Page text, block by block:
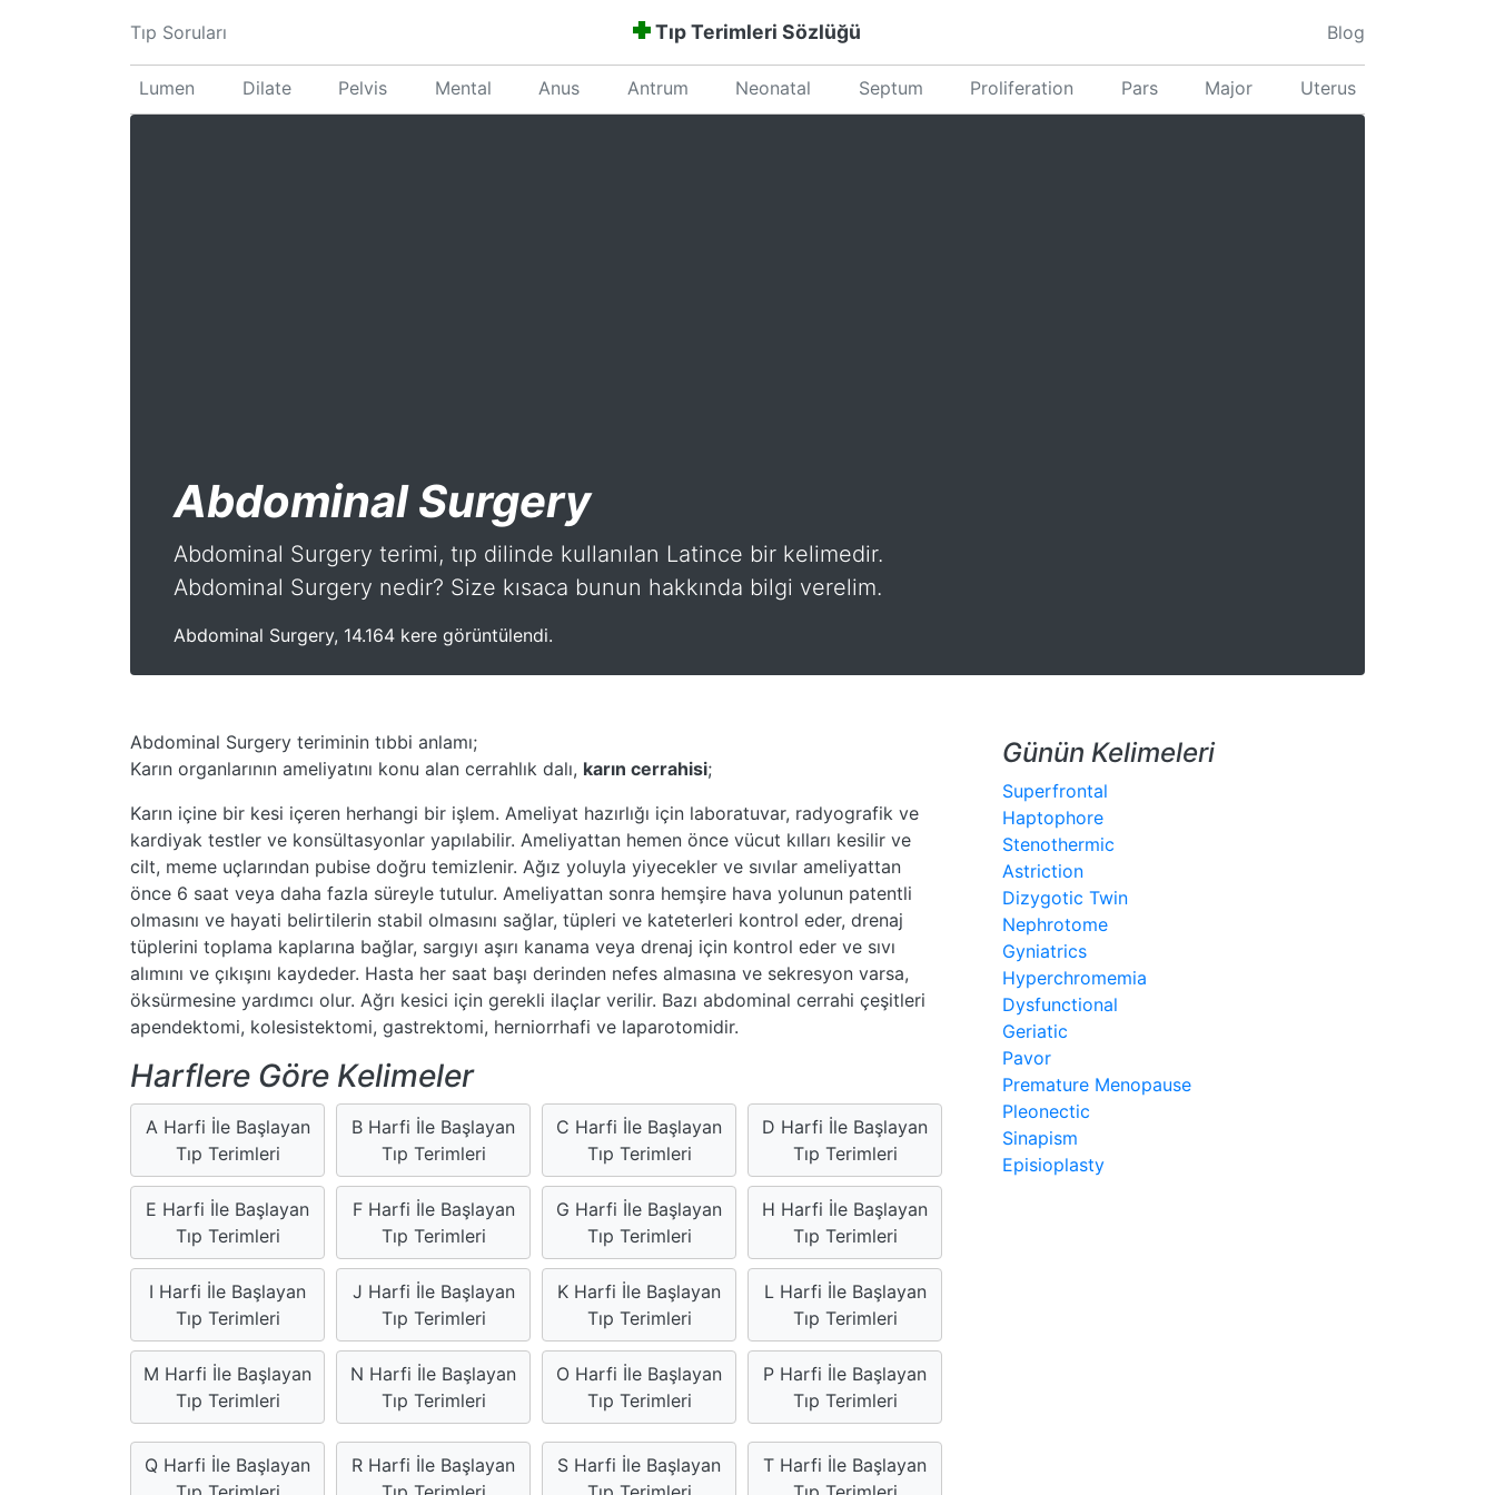
Tıp Soruları Tıp Terimleri Sözlüğü Blog
Lumen Dilate Pelvis Mental Anus Antrum Neonatal Septum Proliferation Pars Major Uterus
Abdominal Surgery
Abdominal Surgery terimi, tıp dilinde kullanılan Latince bir kelimedir.
Abdominal Surgery nedir? Size kısaca bunun hakkında bilgi verelim.
Abdominal Surgery, 14.164 kere görüntülendi.
Abdominal Surgery teriminin tıbbi anlamı;
Karın organlarının ameliyatını konu alan cerrahlık dalı, karın cerrahisi;
Karın içine bir kesi içeren herhangi bir işlem. Ameliyat hazırlığı için laboratuvar, radyografik ve
kardiyak testler ve konsültasyonlar yapılabilir. Ameliyattan hemen önce vücut kılları kesilir ve
cilt, meme uçlarından pubise doğru temizlenir. Ağız yoluyla yiyecekler ve sıvılar ameliyattan
önce 6 saat veya daha fazla süreyle tutulur. Ameliyattan sonra hemşire hava yolunun patentli
olmasını ve hayati belirtilerin stabil olmasını sağlar, tüpleri ve kateterleri kontrol eder, drenaj
tüplerini toplama kaplarına bağlar, sargıyı aşırı kanama veya drenaj için kontrol eder ve sıvı
alımını ve çıkışını kaydeder. Hasta her saat başı derinden nefes almasına ve sekresyon varsa,
öksürmesine yardımcı olur. Ağrı kesici için gerekli ilaçlar verilir. Bazı abdominal cerrahi çeşitleri
apendektomi, kolesistektomi, gastrektomi, herniorrhafi ve laparotomidir.
Harflere Göre Kelimeler
A Harfi İle Başlayan
Tıp Terimleri
B Harfi İle Başlayan
Tıp Terimleri
C Harfi İle Başlayan
Tıp Terimleri
D Harfi İle Başlayan
Tıp Terimleri
E Harfi İle Başlayan
Tıp Terimleri
F Harfi İle Başlayan
Tıp Terimleri
G Harfi İle Başlayan
Tıp Terimleri
H Harfi İle Başlayan
Tıp Terimleri
I Harfi İle Başlayan
Tıp Terimleri
J Harfi İle Başlayan
Tıp Terimleri
K Harfi İle Başlayan
Tıp Terimleri
L Harfi İle Başlayan
Tıp Terimleri
M Harfi İle Başlayan
Tıp Terimleri
N Harfi İle Başlayan
Tıp Terimleri
O Harfi İle Başlayan
Tıp Terimleri
P Harfi İle Başlayan
Tıp Terimleri
Q Harfi İle Başlayan
R Harfi İle Başlayan
S Harfi İle Başlayan
T Harfi İle Başlayan
Günün Kelimeleri
Superfrontal
Haptophore
Stenothermic
Astriction
Dizygotic Twin
Nephrotome
Gyniatrics
Hyperchromemia
Dysfunctional
Geriatic
Pavor
Premature Menopause
Pleonectic
Sinapism
Episioplasty